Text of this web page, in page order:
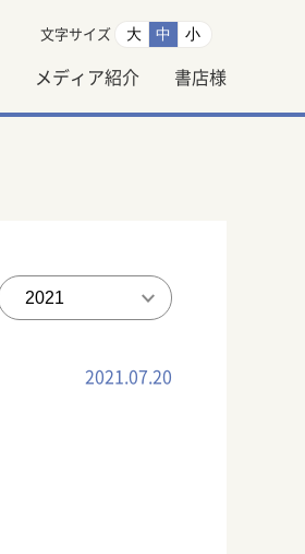
文字サイズ 大 中 小
メディア紹介 書店様
2021.07.20